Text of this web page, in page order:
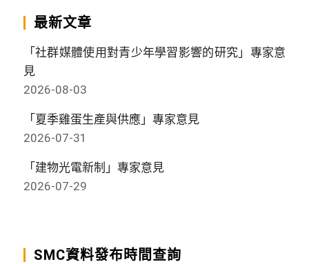
最新文章
「社群媒體使用對青少年學習影響的研究」專家意
見
2026-08-03
「夏季雞蛋生產與供應」專家意見
2026-07-31
「建物光電新制」專家意見
2026-07-29
SMC資料發布時間查詢